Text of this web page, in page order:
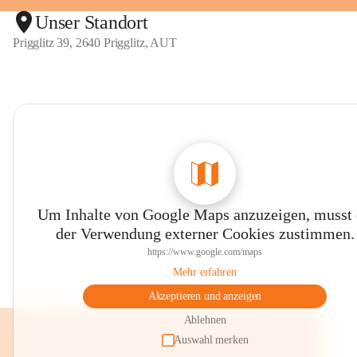
Unser Standort
Prigglitz 39, 2640 Prigglitz, AUT
Um Inhalte von Google Maps anzuzeigen, musst
der Verwendung externer Cookies zustimmen.
https://www.google.com/maps
Mehr erfahren
Akzeptieren und anzeigen
Ablehnen
Auswahl merken